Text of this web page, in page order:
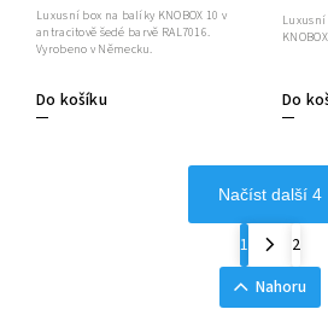
Do košíku
Luxusní box na balíky KNOBOX 10 v
antracitově šedé barvě RAL7016.
Vyrobeno v Německu.
Do
Načíst další 4
1
2
Nahoru